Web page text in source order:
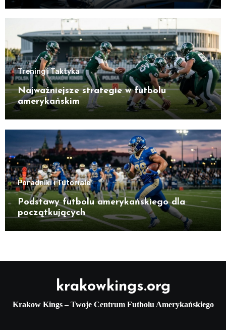
Trening i Taktyka
Najważniejsze strategie w futbolu
amerykańskim
Poradniki i Tutoriale
Podstawy futbolu amerykańskiego dla
początkujących
krakowkings.org
Krakow Kings – Twoje Centrum Futbolu Amerykańskiego